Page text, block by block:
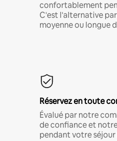
confortablement
C'est l'alternative
moyenne ou longue
Réservez en toute
Évalué par notre
de confiance et
pendant votre